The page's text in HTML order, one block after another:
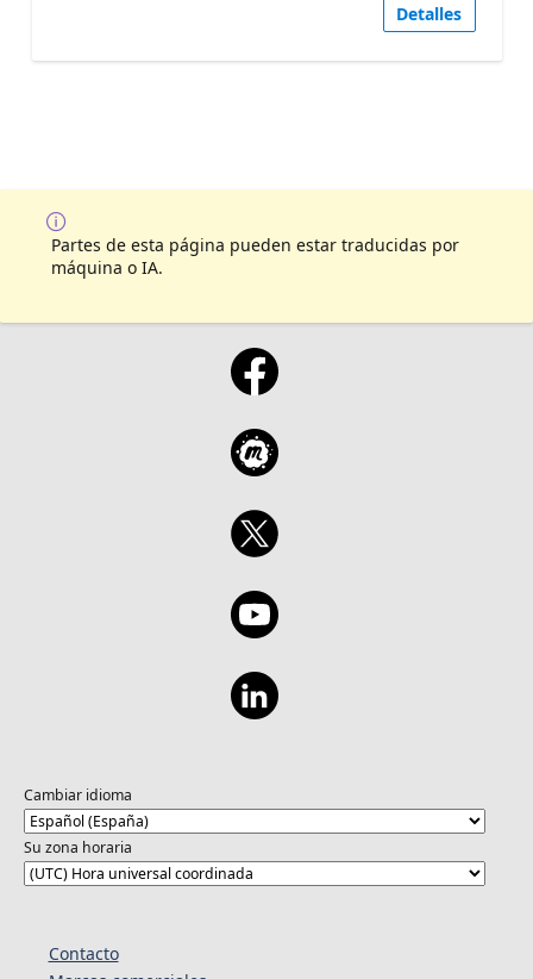
Detalles
Partes de esta página pueden estar traducidas por
máquina o IA.
Cambiar idioma
Su zona horaria
Contacto